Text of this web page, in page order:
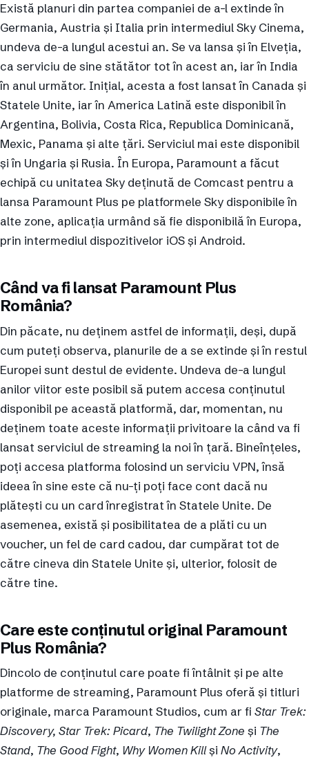
Există planuri din partea companiei de a-l extinde în
Germania, Austria și Italia prin intermediul Sky Cinema,
undeva de-a lungul acestui an. Se va lansa și în Elveția,
ca serviciu de sine stătător tot în acest an, iar în India
în anul următor. Inițial, acesta a fost lansat în Canada și
Statele Unite, iar în America Latină este disponibil în
Argentina, Bolivia, Costa Rica, Republica Dominicană,
Mexic, Panama și alte țări. Serviciul mai este disponibil
și în Ungaria și Rusia. În Europa, Paramount a făcut
echipă cu unitatea Sky deținută de Comcast pentru a
lansa Paramount Plus pe platformele Sky disponibile în
alte zone, aplicația urmând să fie disponibilă în Europa,
prin intermediul dispozitivelor iOS și Android.
Când va fi lansat Paramount Plus
România?
Din păcate, nu deținem astfel de informații, deși, după
cum puteți observa, planurile de a se extinde și în restul
Europei sunt destul de evidente. Undeva de-a lungul
anilor viitor este posibil să putem accesa conținutul
disponibil pe această platformă, dar, momentan, nu
deținem toate aceste informații privitoare la când va fi
lansat serviciul de streaming la noi în țară. Bineînțeles,
poți accesa platforma folosind un serviciu VPN, însă
ideea în sine este că nu-ți poți face cont dacă nu
plătești cu un card înregistrat în Statele Unite. De
asemenea, există și posibilitatea de a plăti cu un
voucher, un fel de card cadou, dar cumpărat tot de
către cineva din Statele Unite și, ulterior, folosit de
către tine.
Care este conținutul original Paramount
Plus România?
Dincolo de conținutul care poate fi întâlnit și pe alte
platforme de streaming, Paramount Plus oferă și titluri
originale, marca Paramount Studios, cum ar fi Star Trek:
Discovery, Star Trek: Picard, The Twilight Zone și The
Stand, The Good Fight, Why Women Killși No Activity,